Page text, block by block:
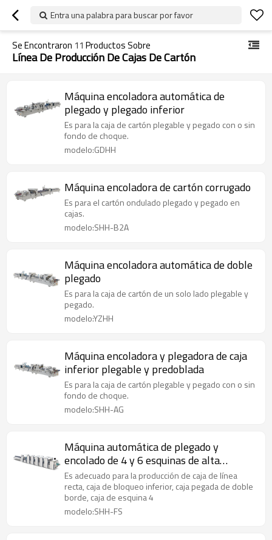
Entra una palabra para buscar por favor
Se Encontraron 11 Productos Sobre
Línea De Producción De Cajas De Cartón
Máquina encoladora automática de
plegado y plegado inferior
Es para la caja de cartón plegable y pegado con o sin
fondo de choque.
modelo:GDHH
Máquina encoladora de cartón corrugado
Es para el cartón ondulado plegado y pegado en
cajas.
modelo:SHH-B2A
Máquina encoladora automática de doble
plegado
Es para la caja de cartón de un solo lado plegable y
pegado.
modelo:YZHH
Máquina encoladora y plegadora de caja
inferior plegable y predoblada
Es para la caja de cartón plegable y pegado con o sin
fondo de choque.
modelo:SHH-AG
Máquina automática de plegado y
encolado de 4 y 6 esquinas de alta
velocidad
Es adecuado para la producción de caja de línea
recta, caja de bloqueo inferior, caja pegada de doble
borde, caja de esquina 4
modelo:SHH-FS